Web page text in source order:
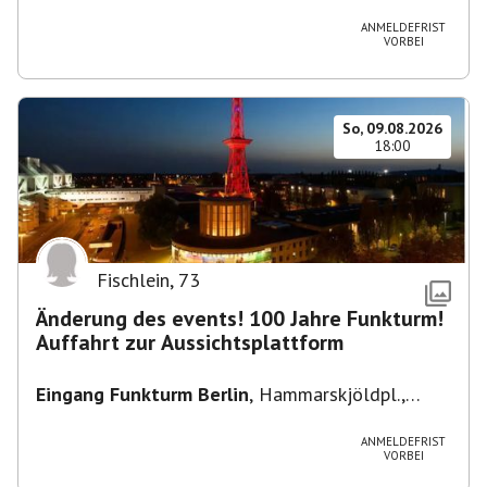
ANMELDEFRIST
VORBEI
So, 09.08.2026
18:00
Fischlein, 73
Änderung des events! 100 Jahre Funkturm!
Auffahrt zur Aussichtsplattform
Eingang Funkturm Berlin, Hammarskjöldpl.,
ANMELDEFRIST
VORBEI